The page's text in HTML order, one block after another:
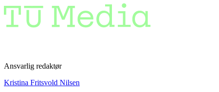
Ansvarlig redaktør
Kristina Fritsvold Nilsen